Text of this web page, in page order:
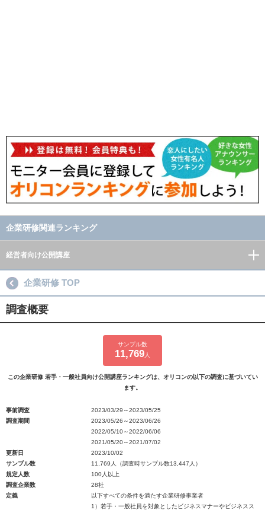
企業研修関連ランキング
経営者向け公開講座
企業研修 TOP
調査概要
サンプル数
11,769 人
この企業研修 若手・一般社員向け公開講座ランキングは、オリコンの以下の調査に基づいてい
ます。
事前調査
2023/03/29～2023/05/25
調査期間
2023/05/26～2023/06/26
2022/05/10～2022/06/06
2021/05/20～2021/07/02
更新日
2023/10/02
サンプル数
11,769人（調査時サンプル数13,447人）
規定人数
100人以上
調査企業数
28社
定義
以下すべての条件を満たす企業研修事業者
1）若手・一般社員を対象としたビジネスマナーやビジネスス